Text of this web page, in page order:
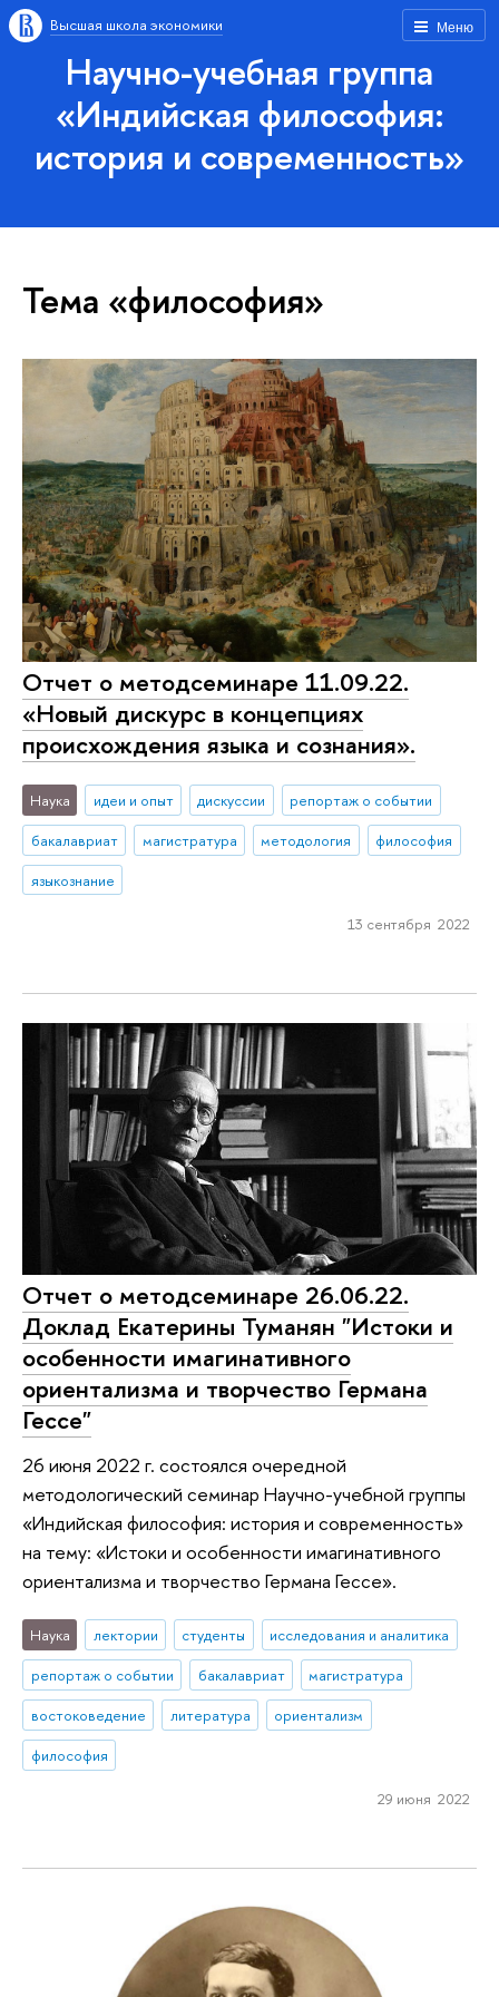
Меню
Высшая школа экономики
Научно-учебная группа
«Индийская философия:
история и современность»
Тема «философия»
Отчет о методсеминаре 11.09.22.
«Новый дискурс в концепциях
происхождения языка и сознания».
Наука идеи и опыт дискуссии
репортаж о событии
бакалавриат
магистратура методология
философия
языкознание
13 сентября 2022
Отчет о методсеминаре 26.06.22.
Доклад Екатерины Туманян "Истоки и
особенности имагинативного
ориентализма и творчество Германа
Гессе"
26 июня 2022 г. состоялся очередной
методологический семинар Научно-учебной группы
«Индийская философия: история и современность»
на тему: «Истоки и особенности имагинативного
ориентализма и творчество Германа Гессе».
Наука лектории студенты
исследования и аналитика
репортаж о событии
бакалавриат
магистратура
востоковедение
литература
ориентализм
философия
29 июня 2022